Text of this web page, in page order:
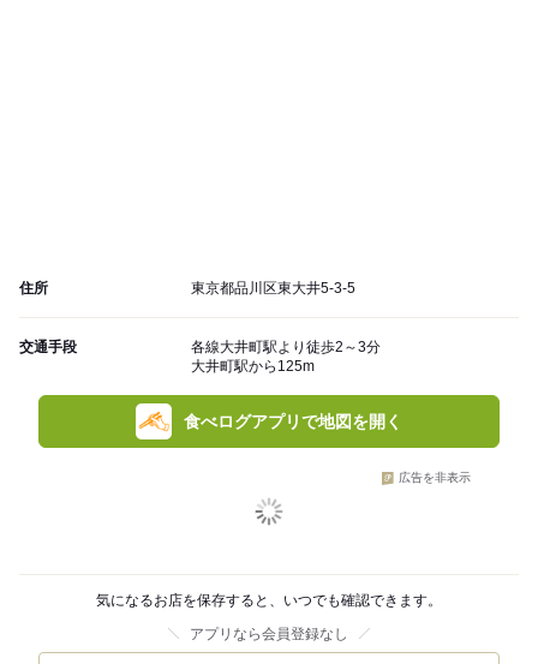
住所 東京都品川区東大井5-3-5
交通手段
各線大井町駅より徒歩2～3分
大井町駅から125m
食べログアプリで地図を開く
広告を非表示
気になるお店を保存すると、いつでも確認できます。
アプリなら会員登録なし